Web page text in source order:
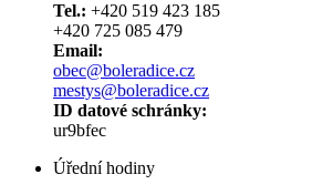
Tel.: +420 519 423 185
+420 725 085 479
Email:
obec@boleradice.cz
mestys@boleradice.cz
ID datové schránky:
ur9bfec
Úřední hodiny